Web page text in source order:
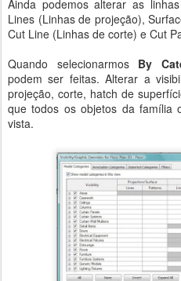
Ainda podemos alterar as
Lines (Linhas de projeção),
Cut Line (Linhas de corte) e Cut
Quando selecionarmos By
podem ser feitas. Alterar a
projeção, corte, hatch de
que todos os objetos da família
vista.